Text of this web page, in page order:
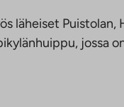
läheiset Puistolan,
jossa